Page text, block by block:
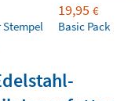
Stempel
19,95 €
Basic Pack